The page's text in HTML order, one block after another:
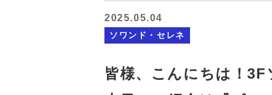
2025.05.04
ソワンド・セレネ
皆様、こんにちは！